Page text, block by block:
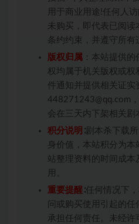
用于商业用途!任何人
未购买，即代表已阅读
条约约束，并遵守所有
版权归属 ：本站提供
权均属于机关版权或权
件通知并提供相关证实
448271243@qq.com
会在三天内下架相关剧
积分说明 ∶剧本杀下载
身价值，本站积分为本
站整理资料的时间成本
用。
重要提醒 ∶任何情况下
问或购买使用引起的
承担任何责任。未经许